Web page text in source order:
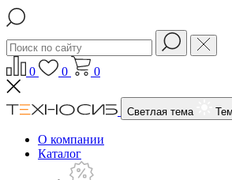
0 0 0
Светлая тема
О компании
Каталог